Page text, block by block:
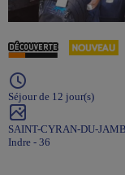
Séjour de 12 jour(s)
SAINT-CYRAN-DU-
Indre - 36